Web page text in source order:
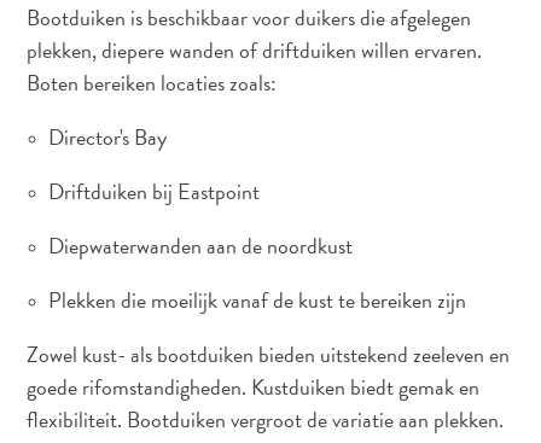
Bootduiken is beschikbaar voor duikers die afgelegen
plekken, diepere wanden of driftduiken willen ervaren.
Boten bereiken locaties zoals:
Director's Bay
Driftduiken bij Eastpoint
Diepwaterwanden aan de noordkust
Plekken die moeilijk vanaf de kust te bereiken zijn
Zowel kust- als bootduiken bieden uitstekend zeeleven en
goede rifomstandigheden. Kustduiken biedt gemak en
flexibiliteit. Bootduiken vergroot de variatie aan plekken.